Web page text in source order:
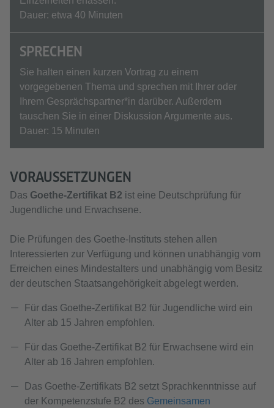
Dauer: etwa 40 Minuten
SPRECHEN
Sie halten einen kurzen Vortrag zu einem
vorgegebenen Thema und sprechen mit Ihrer oder
Ihrem Gesprächspartner*in darüber. Außerdem
tauschen Sie in einer Diskussion Argumente aus.
Dauer: 15 Minuten
VORAUSSETZUNGEN
Das Goethe-Zertifikat B2 ist eine Deutschprüfung für
Jugendliche und Erwachsene.
Die Prüfungen des Goethe-Instituts stehen allen
Interessierten zur Verfügung und können unabhängig vom
Erreichen eines Mindestalters und unabhängig vom Besitz
der deutschen Staatsangehörigkeit abgelegt werden.
Für das Goethe-Zertifikat B2 für Jugendliche wird ein
Alter ab 15 Jahren empfohlen.
Für das Goethe-Zertifikat B2 für Erwachsene wird ein
Alter ab 16 Jahren empfohlen.
Das Goethe-Zertifikats B2 setzt Sprachkenntnisse auf
der Kompetenzstufe B2 des Gemeinsamen